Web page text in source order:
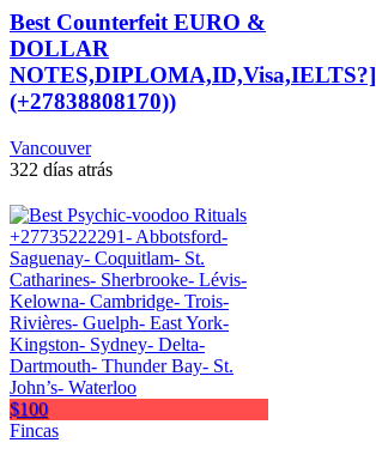
Best Counterfeit EURO &
DOLLAR
NOTES,DIPLOMA,ID,Visa,IELTS?]
(+27838808170))
Vancouver
322 días atrás
$100
Fincas